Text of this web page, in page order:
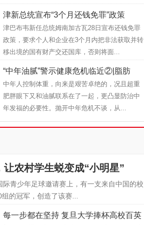
津新总统宣布“3个月还钱免罪”政策
津巴布韦新任总统姆南加古瓦28日宣布还钱免罪
政策，要求个人和企业在3个月内把非法获取并转
移出境的国有财产交还国库，否则将面...
“中年油腻”警示健康危机临近②|脂肪
中年人控制体重，向来是艰苦卓绝的，况且超重
肥胖眼下又和油腻联系在了一起，更凸显防治中
年发福的必要性。抛开中年危机不谈，从...
让农村学生蜕变成“小明星”
青少年足球邀请赛上，有一支来自中国的校
的冠军，创造了该赛...
每一步都在坚持 复旦大学捧杯高校百英